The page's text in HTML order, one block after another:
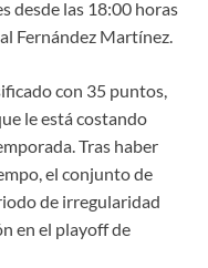
desde las 18:00 horas
Fernández Martínez.
con 35 puntos,
le está costando
Tras haber
el conjunto de
de irregularidad
en el playoff de